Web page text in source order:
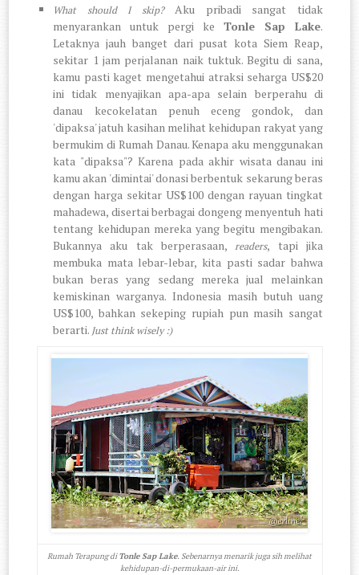
What should I skip?Aku pribadi sangat tidak
menyarankan untuk pergi ke Tonle Sap Lake.
Letaknya jauh banget dari pusat kota Siem Reap,
sekitar 1 jam perjalanan naik tuktuk. Begitu di sana,
kamu pasti kaget mengetahui atraksi seharga US$20
ini tidak menyajikan apa-apa selain berperahu di
danau kecokelatan penuh eceng gondok, dan
'dipaksa' jatuh kasihan melihat kehidupan rakyat yang
bermukim di Rumah Danau. Kenapa aku menggunakan
kata "dipaksa"? Karena pada akhir wisata danau ini
kamu akan 'dimintai' donasi berbentuk sekarung beras
dengan harga sekitar US$100 dengan rayuan tingkat
mahadewa, disertai berbagai dongeng menyentuh hati
tentang kehidupan mereka yang begitu mengibakan.
Bukannya aku tak berperasaan,readers, tapi jika
membuka mata lebar-lebar, kita pasti sadar bahwa
bukan beras yang sedang mereka jual melainkan
kemiskinan warganya. Indonesia masih butuh uang
US$100, bahkan sekeping rupiah pun masih sangat
berarti. Just think wisely :)
Rumah Terapung diTonle Sap Lake. Sebenarnya menarik juga sih melihat
kehidupan-di-permukaan-air ini.